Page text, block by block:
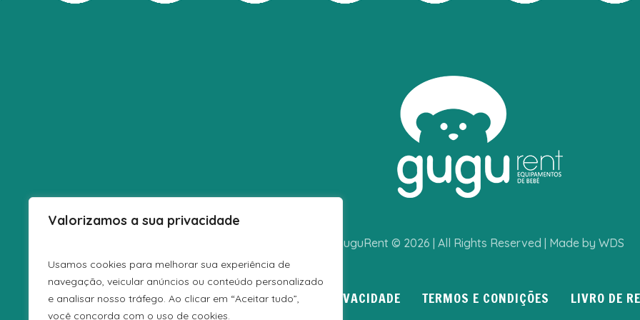
Valorizamos a sua privacidade
Usamos cookies para melhorar sua experiência de
navegação, veicular anúncios ou conteúdo personalizado
e analisar nosso tráfego. Ao clicar em “Aceitar tudo”,
você concorda com o uso de cookies.
GuguRent © 2026 | All Rights Reserved | Made by WDS
POLÍTICA DE PRIVACIDADE TERMOS E CONDIÇÕES LIVRO DE